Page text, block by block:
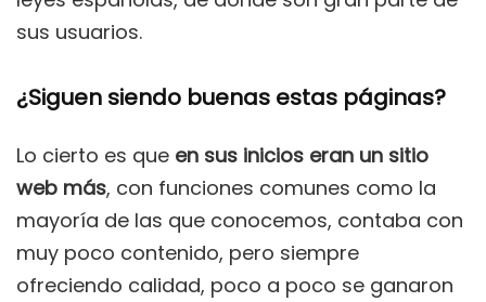
sus usuarios.
¿Siguen siendo buenas estas páginas?
Lo cierto es que en sus inicios eran un sitio
web más, con funciones comunes como la
mayoría de las que conocemos, contaba con
muy poco contenido, pero siempre
ofreciendo calidad, poco a poco se ganaron